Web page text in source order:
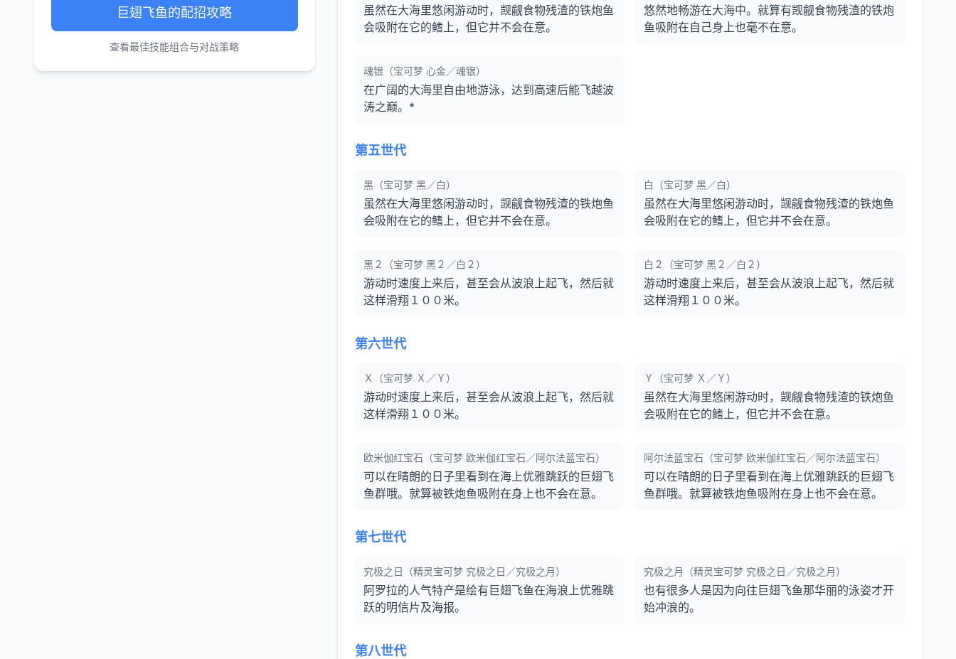
巨翅飞鱼的配招攻略
查看最佳技能组合与对战策略
虽然在大海里悠闲游动时，觊觎食物残渣的铁炮鱼
会吸附在它的鳍上，但它并不会在意。
悠然地畅游在大海中。就算有觊觎食物残渣的铁炮
鱼吸附在自己身上也毫不在意。
魂银（宝可梦 心金／魂银）
在广阔的大海里自由地游泳，达到高速后能飞越波
涛之巅。*
第五世代
黑（宝可梦 黑／白）
虽然在大海里悠闲游动时，觊觎食物残渣的铁炮鱼
会吸附在它的鳍上，但它并不会在意。
白（宝可梦 黑／白）
虽然在大海里悠闲游动时，觊觎食物残渣的铁炮鱼
会吸附在它的鳍上，但它并不会在意。
黑２（宝可梦 黑２／白２）
游动时速度上来后，甚至会从波浪上起飞，然后就
这样滑翔１００米。
白２（宝可梦 黑２／白２）
游动时速度上来后，甚至会从波浪上起飞，然后就
这样滑翔１００米。
第六世代
Ｘ（宝可梦 Ｘ／Ｙ）
游动时速度上来后，甚至会从波浪上起飞，然后就
这样滑翔１００米。
Ｙ（宝可梦 Ｘ／Ｙ）
虽然在大海里悠闲游动时，觊觎食物残渣的铁炮鱼
会吸附在它的鳍上，但它并不会在意。
欧米伽红宝石（宝可梦 欧米伽红宝石／阿尔法蓝宝石）
可以在晴朗的日子里看到在海上优雅跳跃的巨翅飞
鱼群哦。就算被铁炮鱼吸附在身上也不会在意。
阿尔法蓝宝石（宝可梦 欧米伽红宝石／阿尔法蓝宝石）
可以在晴朗的日子里看到在海上优雅跳跃的巨翅飞
鱼群哦。就算被铁炮鱼吸附在身上也不会在意。
第七世代
究极之日（精灵宝可梦 究极之日／究极之月）
阿罗拉的人气特产是绘有巨翅飞鱼在海浪上优雅跳
跃的明信片及海报。
究极之月（精灵宝可梦 究极之日／究极之月）
也有很多人是因为向往巨翅飞鱼那华丽的泳姿才开
始冲浪的。
第八世代